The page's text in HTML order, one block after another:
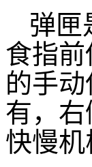
弹匣
食指
的手
有，
快慢机